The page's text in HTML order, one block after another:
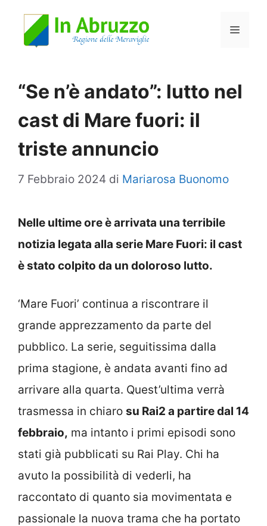
Menu
“Se n’è andato”: lutto nel
cast di Mare fuori: il
triste annuncio
7 Febbraio 2024 di Mariarosa Buonomo
Nelle ultime ore è arrivata una terribile
notizia legata alla serie Mare Fuori: il cast
è stato colpito da un doloroso lutto.
‘Mare Fuori’ continua a riscontrare il
grande apprezzamento da parte del
pubblico. La serie, seguitissima dalla
prima stagione, è andata avanti fino ad
arrivare alla quarta. Quest’ultima verrà
trasmessa in chiaro su Rai2 a partire dal 14
febbraio, ma intanto i primi episodi sono
stati già pubblicati su Rai Play. Chi ha
avuto la possibilità di vederli, ha
raccontato di quanto sia movimentata e
passionale la nuova trama che ha portato